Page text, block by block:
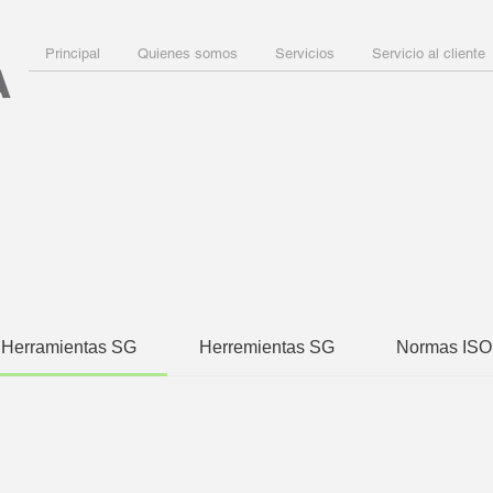
Principal Quienes somos Servicios Servicio al cliente
Herramientas SG Herremientas SG Normas ISO